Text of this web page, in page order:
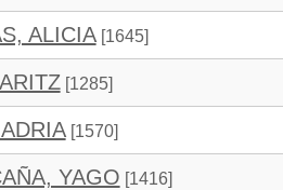
ALICIA[1645]
[1285]
[1570]
YAGO [1416]